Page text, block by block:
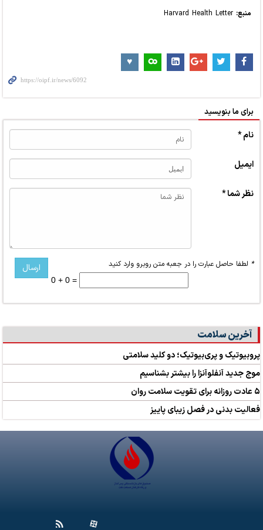
منبع:
برای ما بنویسید
نام *
ایمیل
نظر شما *
* لطفا حاصل عبارت را در جعبه متن روبرو وارد کنید
0 + 0 =
آخرین سلامت
پروبیوتیک و پری‌بیوتیک؛ دو کلید سلامتی
موج جدید آنفلوآنزا را بیشتر بشناسیم
۵ عادت روزانه برای تقویت سلامت روان
فعالیت بدنی در فصل زیبای پاییز